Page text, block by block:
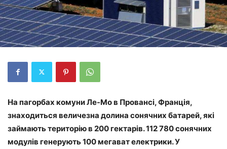
На пагорбах комуни Ле-Мо в Провансі, Франція,
знаходиться величезна долина сонячних батарей, які
займають територію в 200 гектарів. 112 780 сонячних
модулів генерують 100 мегават електрики. У